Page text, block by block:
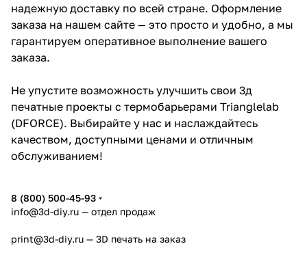
надежную доставку по всей стране. Оформление
заказа на нашем сайте — это просто и удобно, а мы
гарантируем оперативное выполнение вашего
заказа.
Не упустите возможность улучшить свои 3д
печатные проекты с термобарьерами Trianglelab
(DFORCE). Выбирайте у нас и наслаждайтесь
качеством, доступными ценами и отличным
обслуживанием!
8 (800) 500-45-93
info@3d-diy.ru — отдел продаж
print@3d-diy.ru — 3D печать на заказ